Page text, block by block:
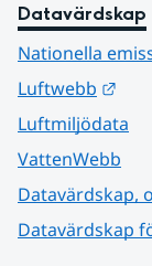
Datavärdskap
Nationella
Luftwebb
Luftmiljödata
VattenWebb
Datavärdskap,
Datavärdskap